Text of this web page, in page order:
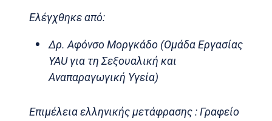
Ελέγχθηκε από:
Δρ. Αφόνσο Μοργκάδο (Ομάδα Εργασίας
YAU για τη Σεξουαλική και
Αναπαραγωγική Υγεία)
Επιμέλεια ελληνικής μετάφρασης : Γραφείο